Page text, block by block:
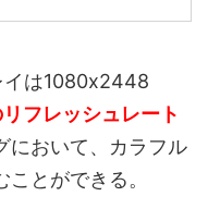
イは1080x2448
フレッシュレート
において、カラフル
とができる。